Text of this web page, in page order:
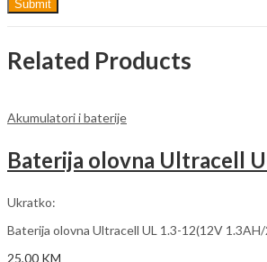
Related Products
Akumulatori i baterije
Ukratko:
Baterija olovna Ultracell UL 1.3-12(12V 1.3AH/
25,00 KM